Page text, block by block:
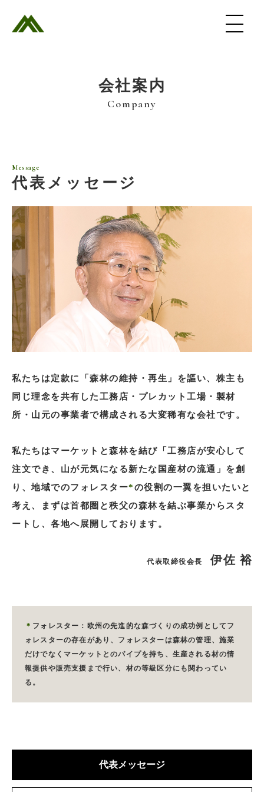
会社案内
Company
Message
代表メッセージ
私たちは定款に「森林の維持・再生」を謳い、株主も
同じ理念を共有した工務店・プレカット工場・製材
所・山元の事業者で構成される大変稀有な会社です。
私たちはマーケットと森林を結び「工務店が安心して
注文でき、山が元気になる新たな国産材の流通」を創
り、地域でのフォレスター*の役割の一翼を担いたいと
考え、まずは首都圏と秩父の森林を結ぶ事業からスタ
ートし、各地へ展開しております。
代表取締役会長 伊佐 裕
＊ フォレスター：欧州の先進的な森づくりの成功例としてフ
ォレスターの存在があり、フォレスターは森林の管理、施業
だけでなくマーケットとのパイプを持ち、生産される材の情
報提供や販売支援まで行い、材の等級区分にも関わってい
る。
代表メッセージ